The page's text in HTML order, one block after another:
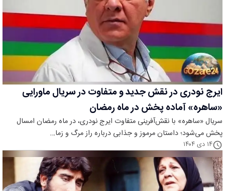
ایرج نودری در نقش جدید و متفاوت در سریال ماورایی
«ساهره» آماده پخش در ماه رمضان
سریال «ساهره» با نقش‌آفرینی متفاوت ایرج نودری، در ماه رمضان امسال
پخش می‌شود؛ داستان مرموز و جذابی درباره راز مرگ و زما…
۱۴ دی ۱۴۰۴